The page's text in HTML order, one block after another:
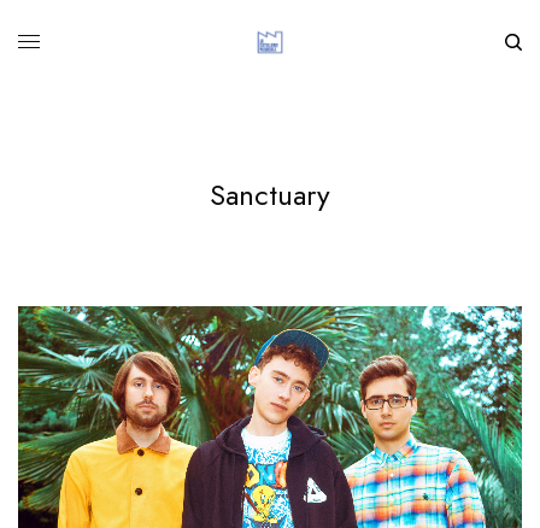
Sanctuary